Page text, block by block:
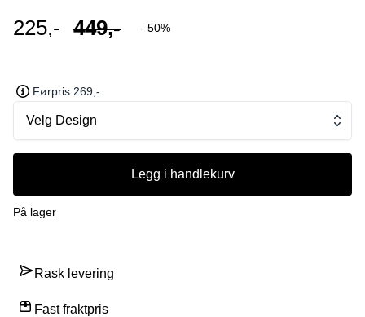
Coating: Clear
225,- 449,- - 50%
Førpris 269,-
Velg Design
Legg i handlekurv
På lager
Rask levering
Fast fraktpris